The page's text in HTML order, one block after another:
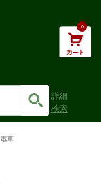
0
詳細
検索
電車